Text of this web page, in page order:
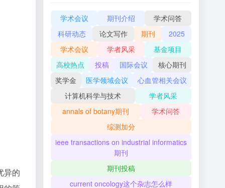
异的
学术会议 期刊介绍
学术问答
科研动态
论文写作 期刊
2025
学术会议
学者风采
基金项目
高校热点
投稿 国际会议
核心期刊
奖学金
医学领域会议
心血管相关会议
计算机科学与技术
学者风采
annals of botany期刊
学术问答
综测加分
ieee transactions on industrial informatics
期刊
期刊投稿
current oncology这个杂志怎么样